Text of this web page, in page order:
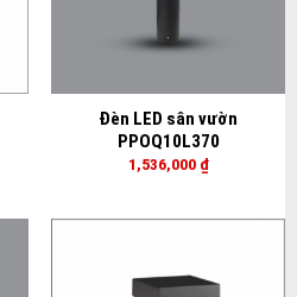
Đèn LED sân vườn
PPOQ10L370
1,536,000 ₫